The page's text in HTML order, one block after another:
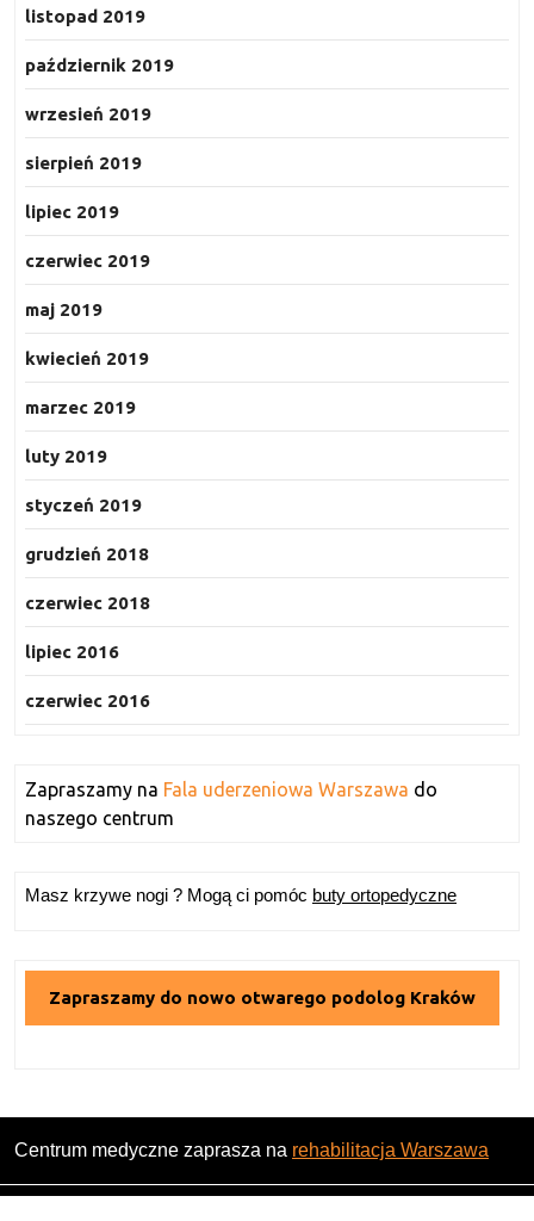
listopad 2019
październik 2019
wrzesień 2019
sierpień 2019
lipiec 2019
czerwiec 2019
maj 2019
kwiecień 2019
marzec 2019
luty 2019
styczeń 2019
grudzień 2018
czerwiec 2018
lipiec 2016
czerwiec 2016
Zapraszamy na Fala uderzeniowa Warszawa do
naszego centrum
Masz krzywe nogi ? Mogą ci pomóc buty ortopedyczne
Zapraszamy do nowo otwarego podolog Kraków
Centrum medyczne zaprasza na rehabilitacja Warszawa